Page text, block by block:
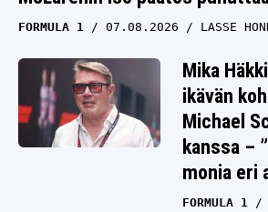
FORMULA 1 07.08.2026 LASSE
Mika
ikävän
Michael
kanssa –
monia eri
FORMULA 1